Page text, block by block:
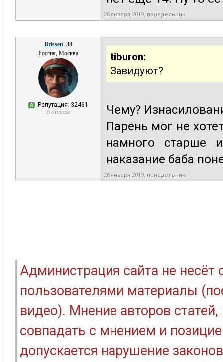
28 января 2019, понедельник
Brissen, 38
Россия, Москва
А Репутация: 32461
В отпуске
tiburon:
Завидуют?
Чему?
Парень мог не
намного старше
наказание баба
28 января 2019, понедельник
Администрация сайта не
пользователями материалы
видео). Мнение авторов
совпадать с мнением и
допускается нарушение